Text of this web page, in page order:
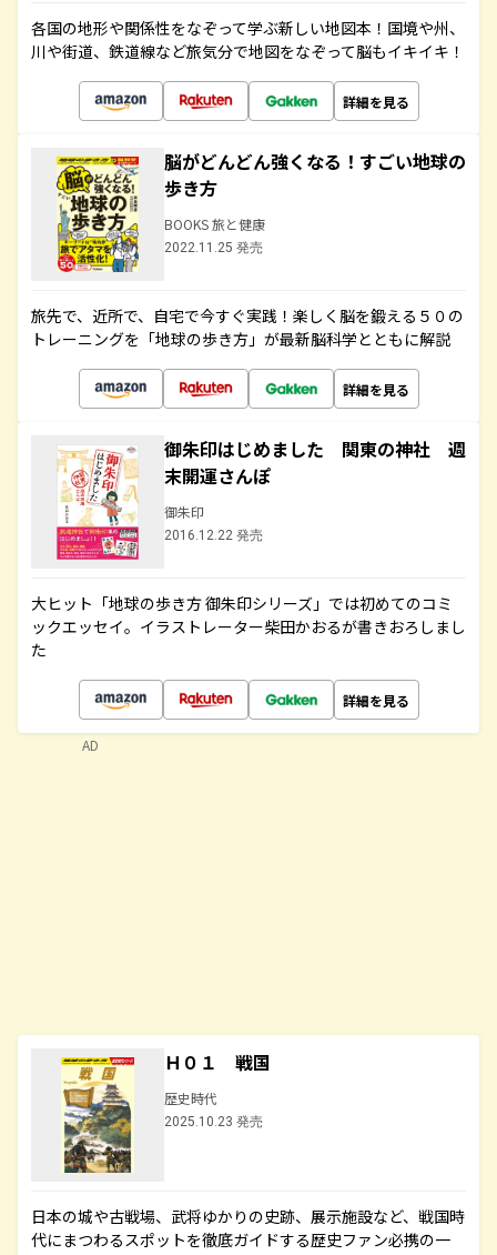
各国の地形や関係性をなぞって学ぶ新しい地図本！国境や州、
川や街道、鉄道線など旅気分で地図をなぞって脳もイキイキ！
詳細を見る
脳がどんどん強くなる！すごい地球の
歩き方
BOOKS 旅と健康
2022.11.25 発売
旅先で、近所で、自宅で今すぐ実践！楽しく脳を鍛える５０の
トレーニングを「地球の歩き方」が最新脳科学とともに解説
詳細を見る
御朱印はじめました 関東の神社 週
末開運さんぽ
御朱印
2016.12.22 発売
大ヒット「地球の歩き方 御朱印シリーズ」では初めてのコミ
ックエッセイ。イラストレーター柴田かおるが書きおろしまし
た
詳細を見る
Ｈ０１ 戦国
歴史時代
2025.10.23 発売
日本の城や古戦場、武将ゆかりの史跡、展示施設など、戦国時
代にまつわるスポットを徹底ガイドする歴史ファン必携の一
AD